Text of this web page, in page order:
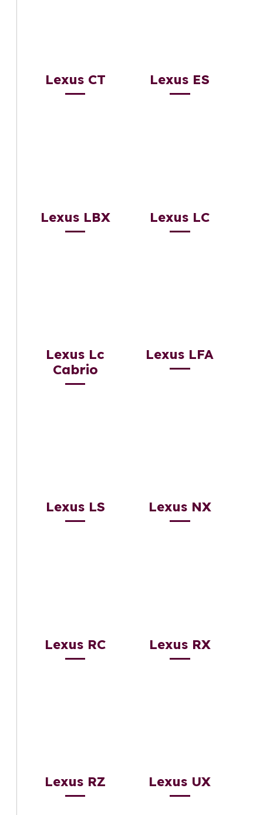
Lexus CT Lexus ES
Lexus LBX Lexus LC
Lexus Lc
Cabrio
Lexus LFA
Lexus LS Lexus NX
Lexus RC Lexus RX
Lexus RZ Lexus UX